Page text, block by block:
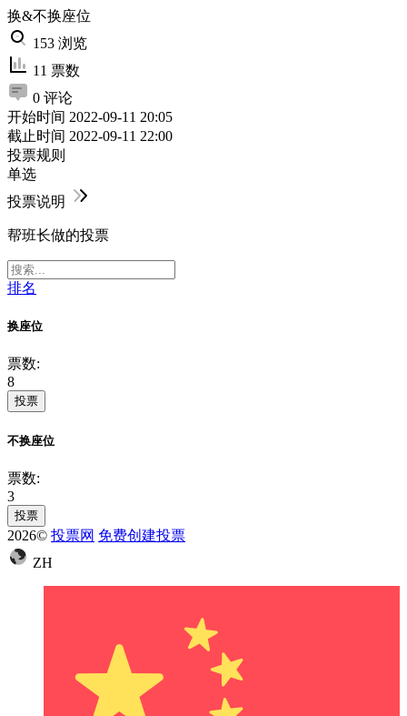
换&不换座位
153 浏览
11 票数
0 评论
开始时间 2022-09-11 20:05
截止时间 2022-09-11 22:00
投票规则
单选
投票说明
帮班长做的投票
排名
换座位
票数:
8
投票
不换座位
票数:
3
投票
2026© 投票网 免费创建投票
ZH